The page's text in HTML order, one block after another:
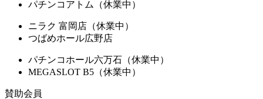
パチンコアトム（休業中）
ニラク 富岡店（休業中）
つばめホール広野店
パチンコホール六万石（休業中）
MEGASLOT B5（休業中）
賛助会員